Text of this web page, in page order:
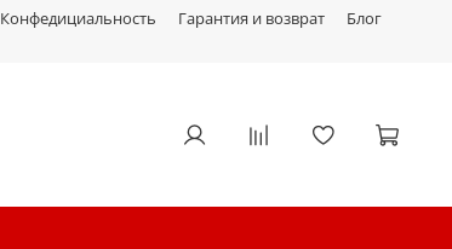
Конфедициальность Гарантия и возврат Блог